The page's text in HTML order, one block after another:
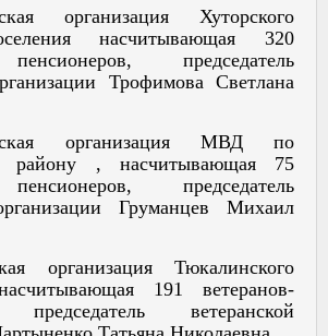
организация Хуторского
насчитывающая 320
председатель
Трофимова Светлана
организация МВД по
району , насчитывающая 75
председатель
Груманцев Михаил
организация Тюкалинского
191 ветеранов-
председатель ветеранской